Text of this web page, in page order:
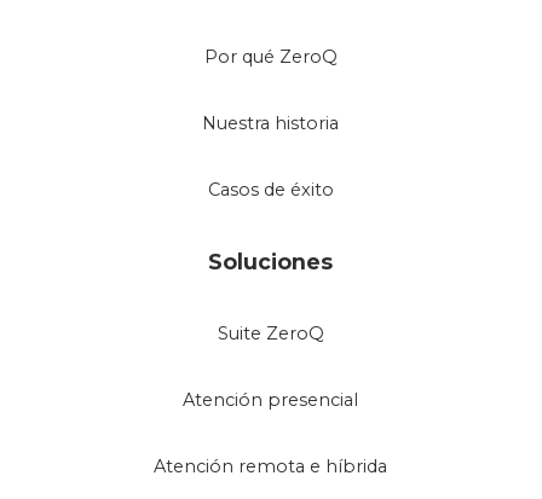
Por qué ZeroQ
Nuestra historia
Casos de éxito
Soluciones
Suite ZeroQ
Atención presencial
Atención remota e híbrida